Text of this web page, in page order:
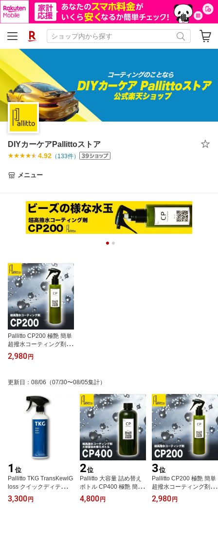
DIYカーケアPallittoストア
4.92 （ 133件）
メニュー
Pallitto CP200 極艶 簡単
超撥水コーティング剤 車
撥水スプレー 車コーティ
ング剤 超撥水 カーコー
ディ 撥水 スプレー カー
用品 ボディーコーティン
グ剤 車用 ガラスコーテ
ィング剤 撥水コーティン
グ 車用コーティング 剤
2,980 円
更新日 ： 08/06 （07/30〜08/05集計）
1 位
Pallitto TKG TransKewlG
loss クイックディテイラ
ー QD トランスクールグ
ロス 極艶 簡単 超撥水コ
3,300 円
2位
Pallitto 大容量 詰め替え
ボトル CP400 極艶 簡単
超高撥水 カーコーティン
グ剤 超撥水 コーティン
4,800 円
3位
Pallitto CP200 極艶 簡単
超撥水コーティング剤 車
撥水スプレー 車コーティ
ング剤 超撥水 カーコー
2,980 円